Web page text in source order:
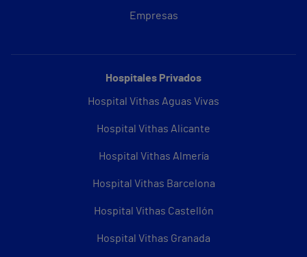
Empresas
Hospitales Privados
Hospital Vithas Aguas Vivas
Hospital Vithas Alicante
Hospital Vithas Almería
Hospital Vithas Barcelona
Hospital Vithas Castellón
Hospital Vithas Granada